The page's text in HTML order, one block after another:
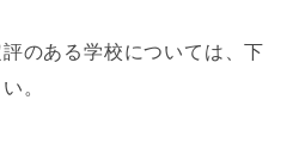
のある学校については、下
。